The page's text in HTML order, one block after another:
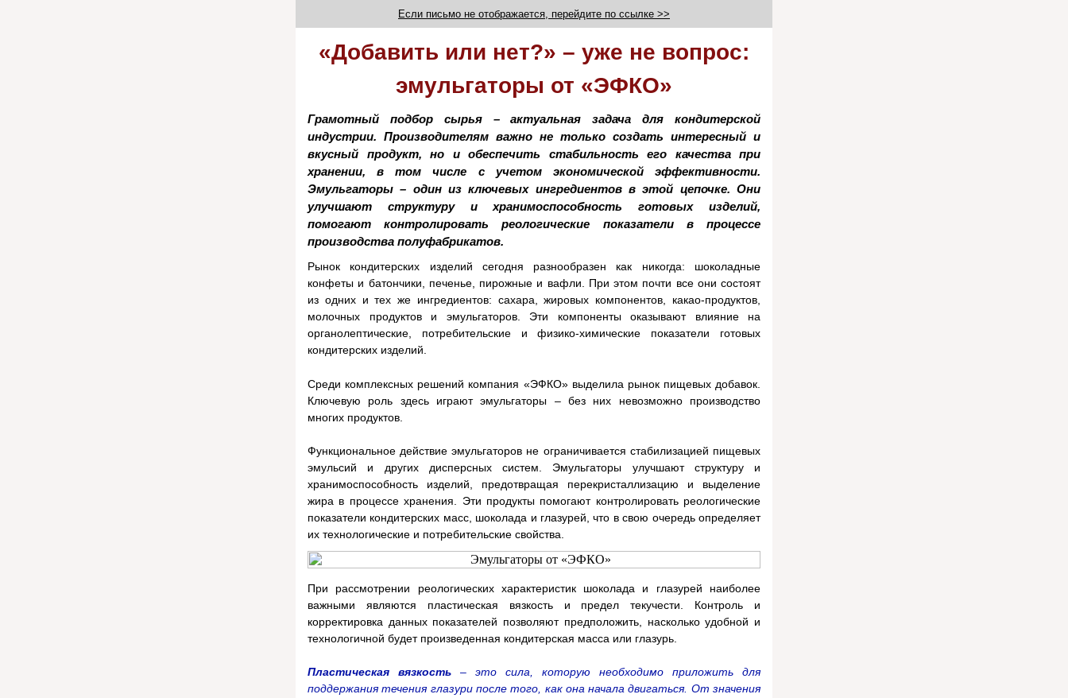
Если письмо не отображается, перейдите по ссылке >>
«Добавить или нет?» – уже не вопрос:
эмульгаторы от «ЭФКО»
Грамотный подбор сырья – актуальная задача для кондитерской
индустрии. Производителям важно не только создать интересный и
вкусный продукт, но и обеспечить стабильность его качества при
хранении, в том числе с учетом экономической эффективности.
Эмульгаторы – один из ключевых ингредиентов в этой цепочке. Они
улучшают структуру и хранимоспособность готовых изделий,
помогают контролировать реологические показатели в процессе
производства полуфабрикатов.
Рынок кондитерских изделий сегодня разнообразен как никогда: шоколадные
конфеты и батончики, печенье, пирожные и вафли. При этом почти все они состоят
из одних и тех же ингредиентов: сахара, жировых компонентов, какао-продуктов,
молочных продуктов и эмульгаторов. Эти компоненты оказывают влияние на
органолептические, потребительские и физико-химические показатели готовых
кондитерских изделий.
Среди комплексных решений компания «ЭФКО» выделила рынок пищевых добавок.
Ключевую роль здесь играют эмульгаторы – без них невозможно производство
многих продуктов.
Функциональное действие эмульгаторов не ограничивается стабилизацией пищевых
эмульсий и других дисперсных систем. Эмульгаторы улучшают структуру и
хранимоспособность изделий, предотвращая перекристаллизацию и выделение
жира в процессе хранения. Эти продукты помогают контролировать реологические
показатели кондитерских масс, шоколада и глазурей, что в свою очередь определяет
их технологические и потребительские свойства.
При рассмотрении реологических характеристик шоколада и глазурей наиболее
важными являются пластическая вязкость и предел текучести. Контроль и
корректировка данных показателей позволяют предположить, насколько удобной и
технологичной будет произведенная кондитерская масса или глазурь.
Пластическая вязкость – это сила, которую необходимо приложить для
поддержания течения глазури после того, как она начала двигаться. От значения